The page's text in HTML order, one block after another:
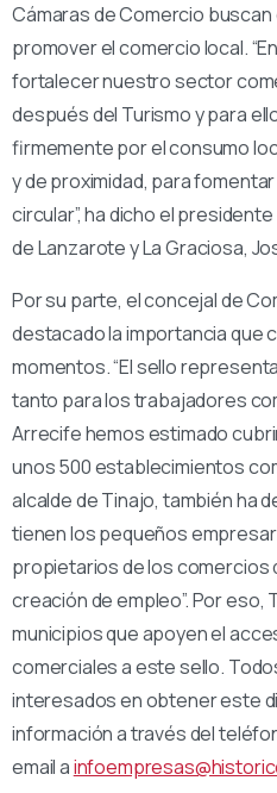
Cámaras de Comercio
promover el comercio local.
fortalecer nuestro sector
después del Turismo y para
firmemente por el consumo
y de proximidad, para
circular”, ha dicho el
de Lanzarote y La Graciosa,
Por su parte, el concejal de
destacado la importancia que
momentos. “El sello
tanto para los trabajadores
Arrecife hemos estimado
unos 500 establecimientos
alcalde de Tinajo, también ha
tienen los pequeños
propietarios de los comercios
creación de empleo”. Por eso,
municipios que apoyen el
comerciales a este sello.
interesados en obtener este
información a través del
email a